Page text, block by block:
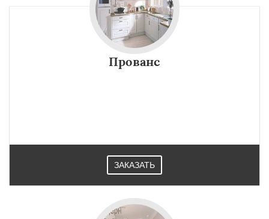
Прованс
ЗАКАЗАТЬ